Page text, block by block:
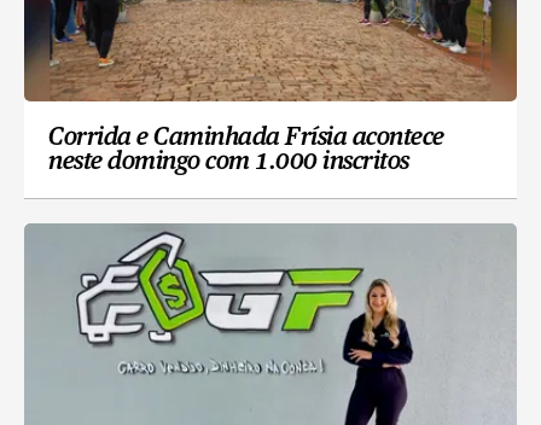
Corrida e Caminhada Frísia acontece
neste domingo com 1.000 inscritos